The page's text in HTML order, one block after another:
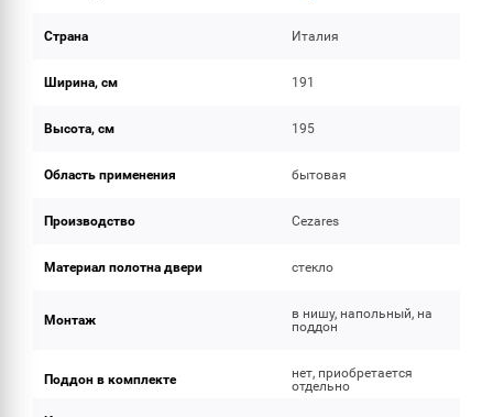
Страна Италия
Ширина, см 191
Высота, см 195
Область применения бытовая
Производство Cezares
Материал полотна двери стекло
Монтаж
в нишу, напольный, на
поддон
Поддон в комплекте
нет, приобретается
отдельно